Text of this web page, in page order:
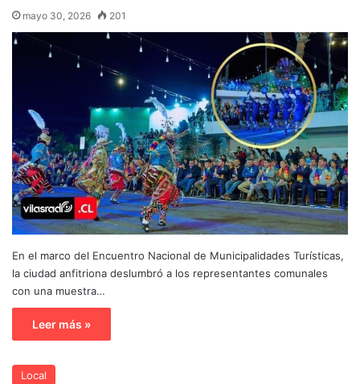
mayo 30, 2026 201
En el marco del Encuentro Nacional de Municipalidades Turísticas,
la ciudad anfitriona deslumbró a los representantes comunales
con una muestra…
Leer más »
Local